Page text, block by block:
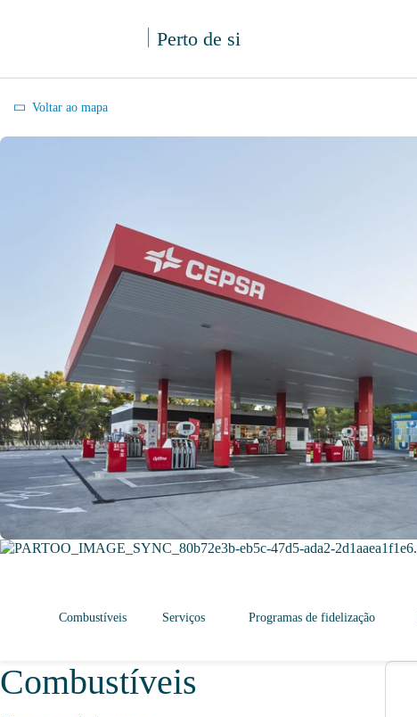
Perto de si
Voltar ao mapa
Combustíveis Serviços Programas de fidelização
Combustíveis